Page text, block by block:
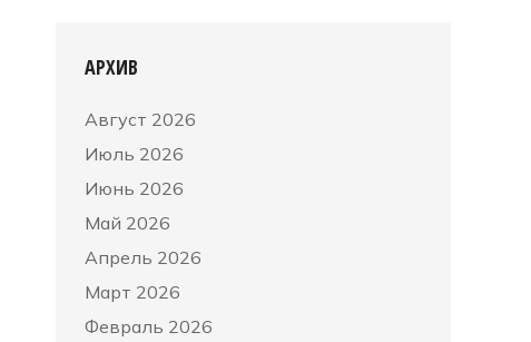
АРХИВ
Август 2026
Июль 2026
Июнь 2026
Май 2026
Апрель 2026
Март 2026
Февраль 2026